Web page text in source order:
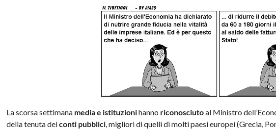
La scorsa settimana media e istituzionihanno riconosciutoal Ministro
della tenuta deiconti pubblici, migliori di quelli di molti paesi europei (Grecia,